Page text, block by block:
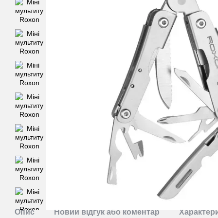
Опис Новий відгук або коментар